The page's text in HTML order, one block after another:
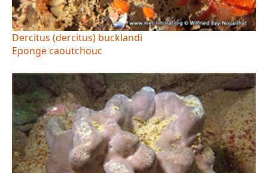
Dercitus (dercitus) bucklandi
Eponge caoutchouc